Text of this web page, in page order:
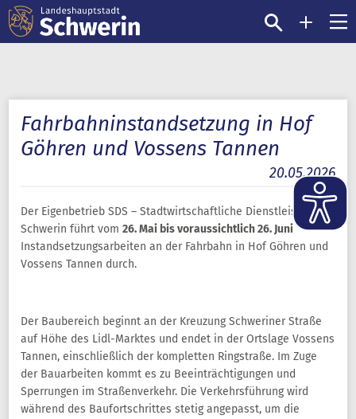
Fahrbahninstandsetzung in Hof
Göhren und Vossens Tannen
20.05.2026
Der Eigenbetrieb SDS – Stadtwirtschaftliche Dienstleistungen
Schwerin führt vom 26. Mai bis voraussichtlich 26. Juni
Instandsetzungsarbeiten an der Fahrbahn in Hof Göhren und
Vossens Tannen durch.
Der Baubereich beginnt an der Kreuzung Schweriner Straße
auf Höhe des Lidl-Marktes und endet in der Ortslage Vossens
Tannen, einschließlich der kompletten Ringstraße. Im Zuge
der Bauarbeiten kommt es zu Beeinträchtigungen und
Sperrungen im Straßenverkehr. Die Verkehrsführung wird
während des Baufortschrittes stetig angepasst, um die